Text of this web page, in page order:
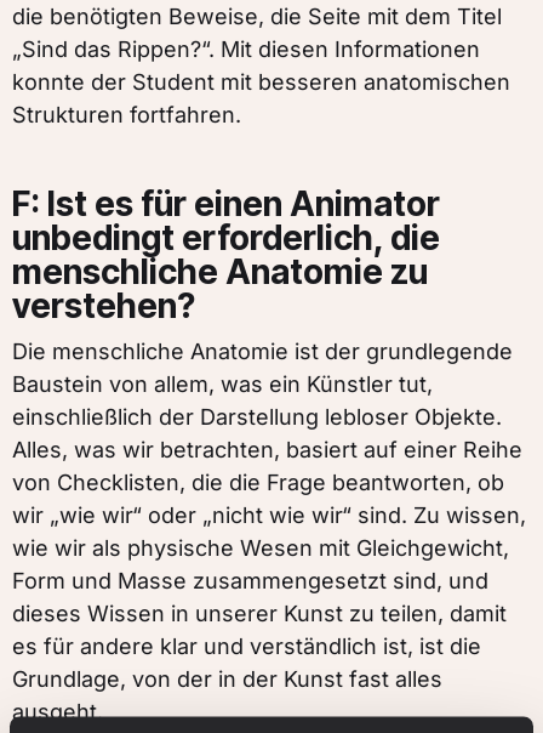
die benötigten Beweise, die Seite mit dem Titel
„Sind das Rippen?“. Mit diesen Informationen
konnte der Student mit besseren anatomischen
Strukturen fortfahren.
F: Ist es für einen Animator
unbedingt erforderlich, die
menschliche Anatomie zu
verstehen?
Die menschliche Anatomie ist der grundlegende
Baustein von allem, was ein Künstler tut,
einschließlich der Darstellung lebloser Objekte.
Alles, was wir betrachten, basiert auf einer Reihe
von Checklisten, die die Frage beantworten, ob
wir „wie wir“ oder „nicht wie wir“ sind. Zu wissen,
wie wir als physische Wesen mit Gleichgewicht,
Form und Masse zusammengesetzt sind, und
dieses Wissen in unserer Kunst zu teilen, damit
es für andere klar und verständlich ist, ist die
Grundlage, von der in der Kunst fast alles
ausgeht.